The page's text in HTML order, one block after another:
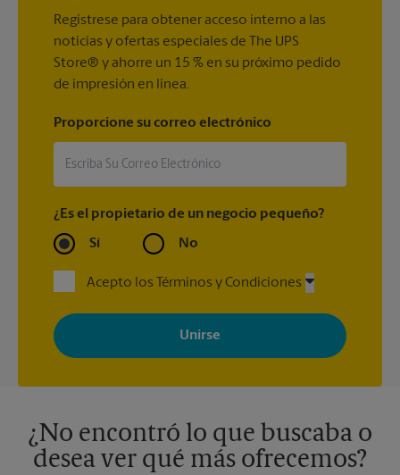
Lunes
6:30 PM
Martes
6:30 PM
Regístrese para obtener acceso interno a las
noticias y ofertas especiales de The UPS
Store® y ahorre un 15 % en su próximo pedido
de impresión en línea.
Proporcione su correo electrónico
¿Es el propietario de un negocio pequeño?
Sí No
Acepto los Términos y Condiciones
Al registrarse, acepta recibir correos electrónicos de The UPS
Store con noticias, ofertas especiales, promociones y mensajes
adaptados a sus intereses. Puede darse de baja en cualquier
momento. Para más información, consulte nuestra política de
¿No encontró lo que buscaba o
desea ver qué más ofrecemos?